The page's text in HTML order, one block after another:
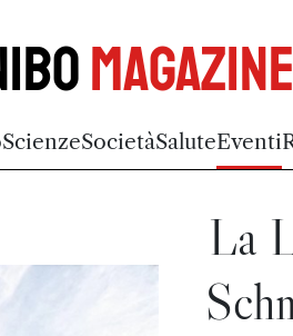
Magazine
ScienzeSocietàSaluteEventi
La